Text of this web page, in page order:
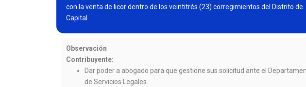
con la venta de licor dentro de los veintitrés (23) corregimientos del Distrito de
Capital.
Observación
Contribuyente:
Dar poder a abogado para que gestione sus solicitud ante el
de Servicios Legales.